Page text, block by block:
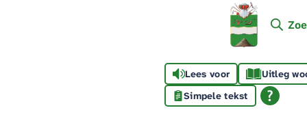
Mijn
Soest
Lees voor
Uitleg
Simpele tekst